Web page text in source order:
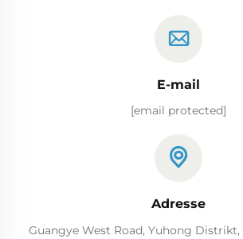
E-mail
[email protected]
Adresse
Guangye West Road, Yuhong Distrikt,